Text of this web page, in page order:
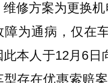
修方案为更换
障为通病，仅在
此本人于12月6日
型存在优惠索赔